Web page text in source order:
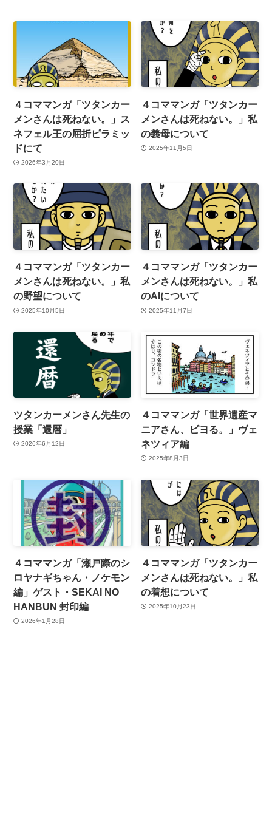
４コママンガ「ツタンカー
メンさんは死ねない。」ス
ネフェル王の屈折ピラミッ
ドにて
2026年3月20日
４コママンガ「ツタンカー
メンさんは死ねない。」私
の義母について
2025年11月5日
４コママンガ「ツタンカー
メンさんは死ねない。」私
の野望について
2025年10月5日
４コママンガ「ツタンカー
メンさんは死ねない。」私
のAIについて
2025年11月7日
ツタンカーメンさん先生の
授業「還暦」
2026年6月12日
４コママンガ「世界遺産マ
ニアさん、ピヨる。」ヴェ
ネツィア編
2025年8月3日
４コママンガ「瀬戸際のシ
ロヤナギちゃん・ノケモン
編」ゲスト・SEKAI NO
HANBUN 封印編
2026年1月28日
４コママンガ「ツタンカー
メンさんは死ねない。」私
の着想について
2025年10月23日